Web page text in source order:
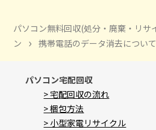
パソコン無料回収(処分・廃棄・リサ
ン
› 携帯電話のデータ消去について
パソコン宅配回収
> 宅配回収の流れ
> 梱包方法
> 小型家電リサイクル